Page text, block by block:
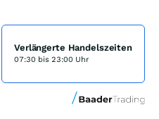
Verlängerte Handelszeiten
07:30 bis 23:00 Uhr